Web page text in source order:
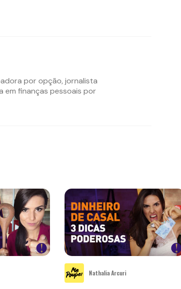
por opção, jornalista
em finanças pessoais por
Nathalia Arcuri